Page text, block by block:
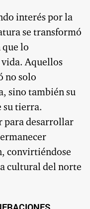
interés por la
se transformó
que lo
Aquellos
no solo
sino también su
su tierra.
para desarrollar
convirtiéndose
cultural del norte